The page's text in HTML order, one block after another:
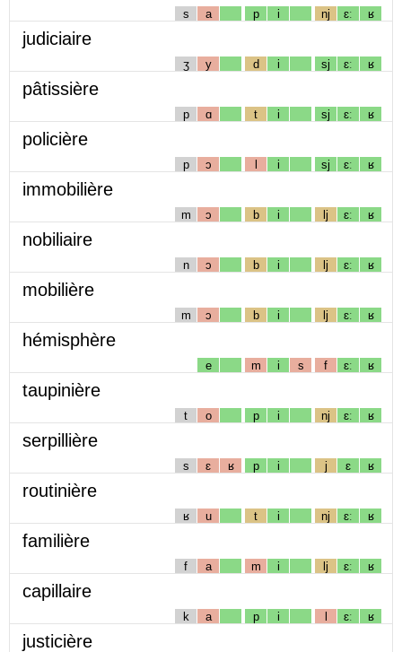
s a p i nj ɛː ʁ
judiciaire
ʒ y d i sj ɛː ʁ
pâtissière
p ɑ t i sj ɛː ʁ
policière
p ɔ l i sj ɛː ʁ
immobilière
m ɔ b i lj ɛː ʁ
nobiliaire
n ɔ b i lj ɛː ʁ
mobilière
m ɔ b i lj ɛː ʁ
hémisphère
e m i s f ɛː ʁ
taupinière
t o p i nj ɛː ʁ
serpillière
s ɛ ʁ p i j ɛ ʁ
routinière
ʁ u t i nj ɛː ʁ
familière
f a m i lj ɛː ʁ
capillaire
k a p i l ɛː ʁ
justicière